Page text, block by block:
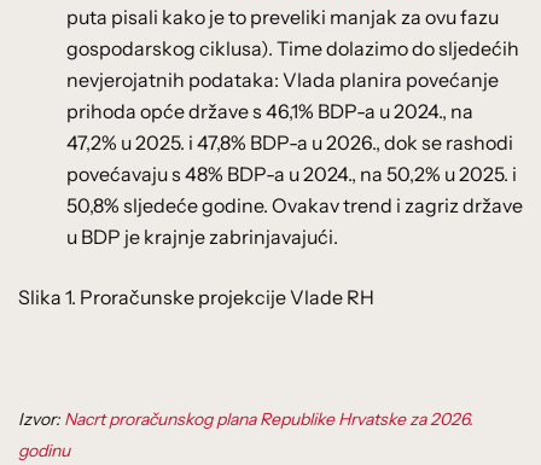
puta pisali kako je to preveliki manjak za ovu fazu
gospodarskog ciklusa). Time dolazimo do sljedećih
nevjerojatnih podataka: Vlada planira povećanje
prihoda opće države s 46,1% BDP-a u 2024., na
47,2% u 2025. i 47,8% BDP-a u 2026., dok se rashodi
povećavaju s 48% BDP-a u 2024., na 50,2% u 2025. i
50,8% sljedeće godine. Ovakav trend i zagriz države
u BDP je krajnje zabrinjavajući.
Slika 1. Proračunske projekcije Vlade RH
Izvor: Nacrt proračunskog plana Republike Hrvatske za 2026.
godinu